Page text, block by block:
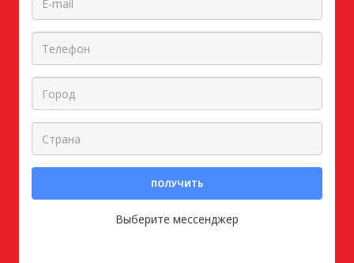
ПОЛУЧИТЬ
Выберите мессенджер